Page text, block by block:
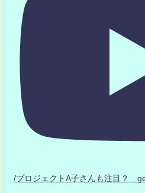
/プロジェクトA子さんも注目？